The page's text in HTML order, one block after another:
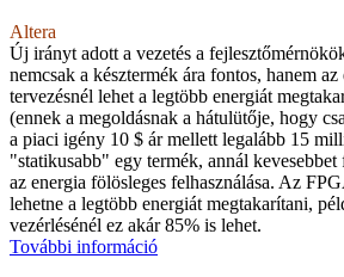
Altera
Új irányt adott a vezetés a
nemcsak a késztermék ára fontos, hanem
tervezésnél lehet a legtöbb energiát
(ennek a megoldásnak a hátulütője, hogy
a piaci igény 10 $ ár mellett legalább 15
"statikusabb" egy termék, annál
az energia fölösleges felhasználása. Az
lehetne a legtöbb energiát megtakarítani,
vezérlésénél ez akár 85% is lehet.
További információ